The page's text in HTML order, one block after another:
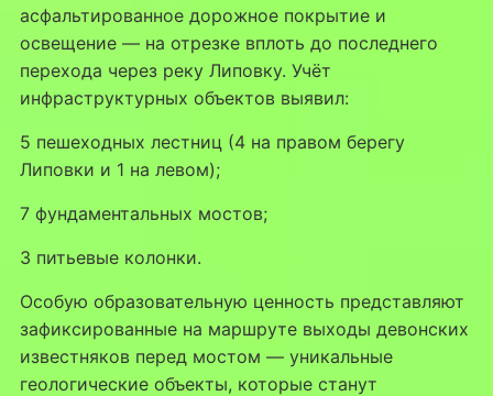
асфальтированное дорожное покрытие и
освещение — на отрезке вплоть до последнего
перехода через реку Липовку. Учёт
инфраструктурных объектов выявил:
5 пешеходных лестниц (4 на правом берегу
Липовки и 1 на левом);
7 фундаментальных мостов;
3 питьевые колонки.
Особую образовательную ценность представляют
зафиксированные на маршруте выходы девонских
известняков перед мостом — уникальные
геологические объекты, которые станут